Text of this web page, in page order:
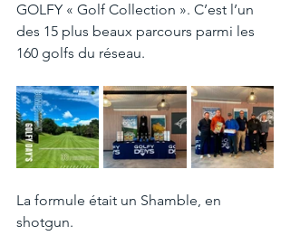
GOLFY « Golf Collection ». C’est l’un
des 15 plus beaux parcours parmi les
160 golfs du réseau.
La formule était un Shamble, en
shotgun.